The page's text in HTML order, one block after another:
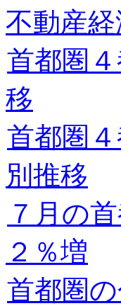
不動産経
首都圏
移
首都圏
別推移
７月の
２％増
首都圏